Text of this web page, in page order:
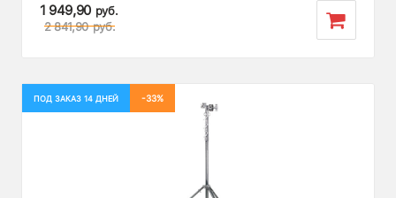
1 949,90 руб.
2 841,90 руб.
ПОД ЗАКАЗ 14 ДНЕЙ -33%